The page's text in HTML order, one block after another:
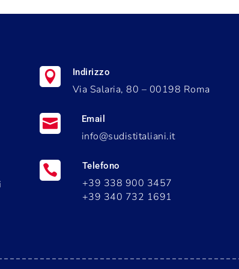
 Indirizzo
Via Salaria, 80 – 00198 Roma
 Email
info@sudistitaliani.it
 Telefono
+39 338 900 3457
+39 340 732 1691